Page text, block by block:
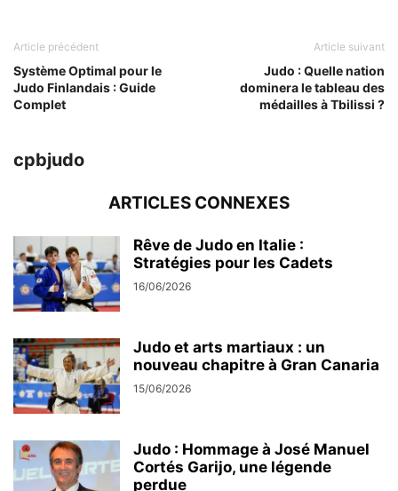
Article précédent
Système Optimal pour le
Judo Finlandais : Guide
Complet
Article suivant
Judo : Quelle nation
dominera le tableau des
médailles à Tbilissi ?
cpbjudo
ARTICLES CONNEXES
Rêve de Judo en Italie :
Stratégies pour les Cadets
16/06/2026
Judo et arts martiaux : un
nouveau chapitre à Gran Canaria
15/06/2026
Judo : Hommage à José Manuel
Cortés Garijo, une légende
perdue